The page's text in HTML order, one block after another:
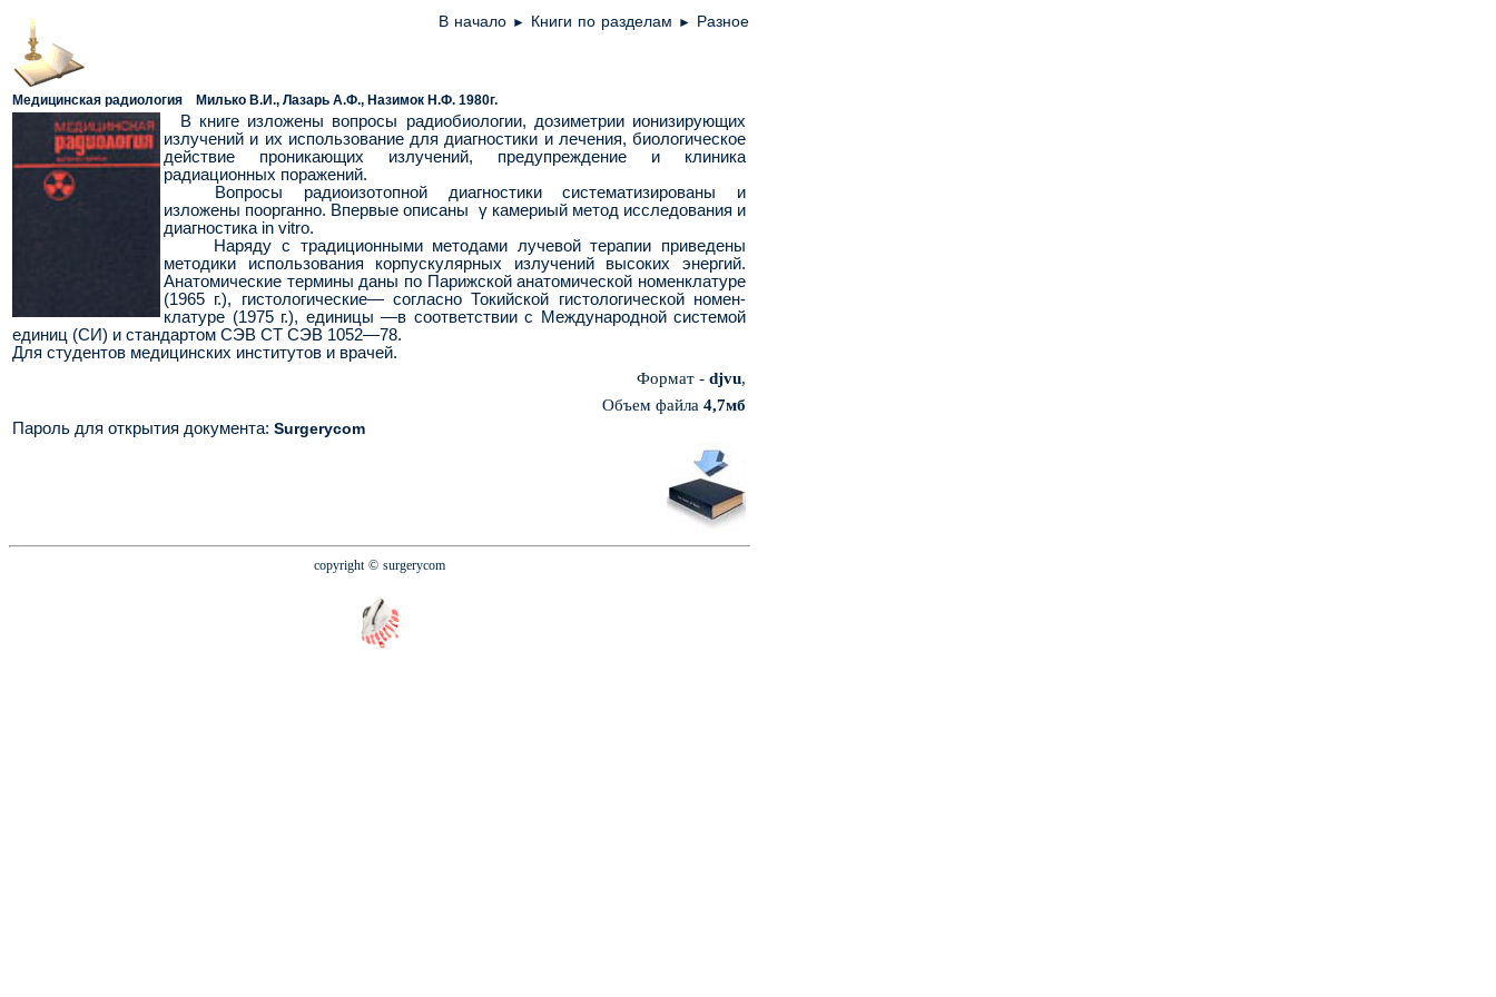
В начало ► Книги по разделам ► Разное
Медицинская радиология Милько В.И., Лазарь А.Ф., Назимок Н.Ф. 1980г.
В книге изложены вопросы радиобиологии, дозиметрии иони­зирующих
излучений и их использование для диагности­ки и лечения, биологическое
действие проникающих из­лучений, предупреждение и клиника
радиационных пора­жений.
Вопросы радиоизотопной диагностики систематизиро­ваны и
изложены поорганно. Впервые описаны γ камериый метод исследования и
диагностика in vitro.
Наряду с традиционными методами лучевой терапии приведены
методики использования корпускулярных излу­чений высоких энергий.
Анатомические термины даны по Парижской анатомической номенклатуре
(1965 г.), гисто­логические— согласно Токийской гистологической номен­
клатуре (1975 г.), единицы —в соответствии с Междуна­родной системой
единиц (СИ) и стандартом СЭВ СТ СЭВ 1052—78.
Для студентов медицинских институтов и врачей.
Формат - djvu,
Объем файла 4,7мб
Пароль для открытия документа: Surgerycom
copyright © surgerycom